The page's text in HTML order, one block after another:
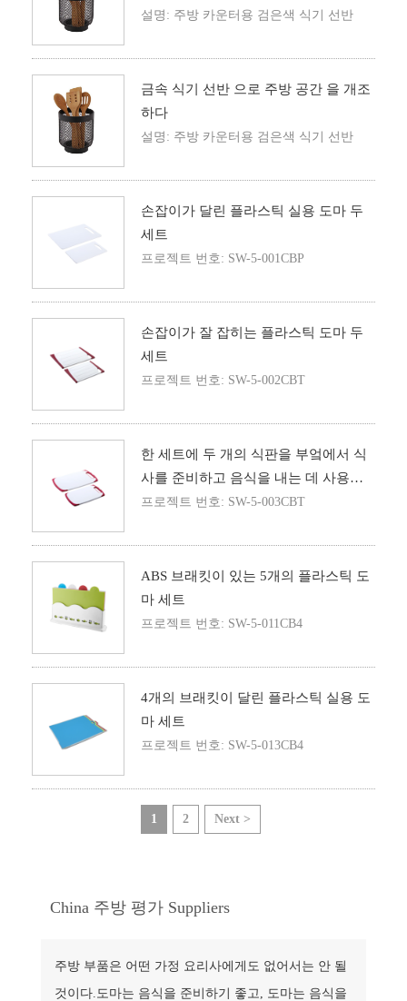
설명: 주방 카운터용 검은색 식기 선반
금속 식기 선반 으로 주방 공간 을 개조
하다
설명: 주방 카운터용 검은색 식기 선반
손잡이가 달린 플라스틱 실용 도마 두
세트
프로젝트 번호: SW-5-001CBP
손잡이가 잘 잡히는 플라스틱 도마 두
세트
프로젝트 번호: SW-5-002CBT
한 세트에 두 개의 식판을 부엌에서 식
사를 준비하고 음식을 내는 데 사용한
다
프로젝트 번호: SW-5-003CBT
ABS 브래킷이 있는 5개의 플라스틱 도
마 세트
프로젝트 번호: SW-5-011CB4
4개의 브래킷이 달린 플라스틱 실용 도
마 세트
프로젝트 번호: SW-5-013CB4
1 2 Next >
China 주방 평가 Suppliers
주방 부품은 어떤 가정 요리사에게도 없어서는 안 될
것이다.도마는 음식을 준비하기 좋고, 도마는 음식을